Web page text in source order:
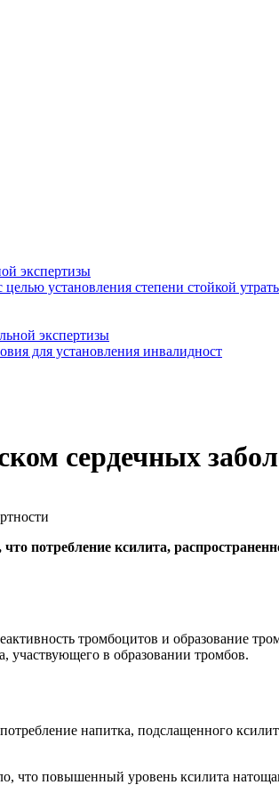
экспертизы
установления степени стойкой
экспертизы
для установления инвалидност
сердечных
потребление ксилита,
тромбоцитов и образование
участвующего в образовании тромбов.
напитка, подслащенного
что повышенный уровень ксилита